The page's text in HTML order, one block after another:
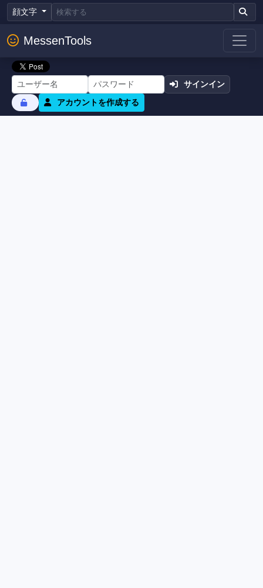
顔文字
MessenTools
サインイン
アカウントを作成する